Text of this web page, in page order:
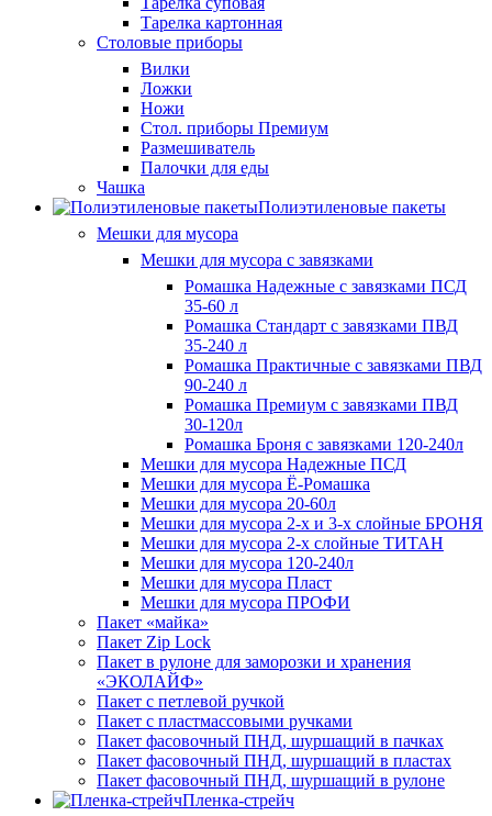
Тарелка картонная
Столовые приборы
Вилки
Ложки
Ножи
Стол. приборы Премиум
Размешиватель
Палочки для еды
Чашка
Полиэтиленовые пакеты
Мешки для мусора
Мешки для мусора с завязками
Ромашка Надежные с завязками ПСД
35-60 л
Ромашка Стандарт с завязками ПВД
35-240 л
Ромашка Практичные с завязками ПВД
90-240 л
Ромашка Премиум с завязками ПВД
30-120л
Ромашка Броня с завязками 120-240л
Мешки для мусора Надежные ПСД
Мешки для мусора Ё-Ромашка
Мешки для мусора 20-60л
Мешки для мусора 2-х и 3-х слойные БРОНЯ
Мешки для мусора 2-х слойные ТИТАН
Мешки для мусора 120-240л
Мешки для мусора Пласт
Мешки для мусора ПРОФИ
Пакет «майка»
Пакет Zip Lock
Пакет в рулоне для заморозки и хранения
«ЭКОЛАЙФ»
Пакет с петлевой ручкой
Пакет с пластмассовыми ручками
Пакет фасовочный ПНД, шуршащий в пачках
Пакет фасовочный ПНД, шуршащий в пластах
Пакет фасовочный ПНД, шуршащий в рулоне
Пленка-стрейч